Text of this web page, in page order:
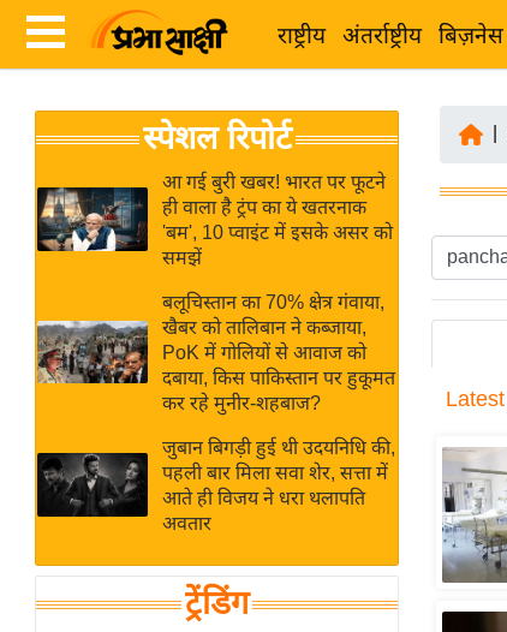
राष्ट्रीय अंतर्राष्ट्रीय बिज़नेस
News
Hindi
Live
News in
Hindi
News
ख
ब
र
अंतर्राष्ट्रीय
बिज़नेस
विशेषज्ञ
राय
खेल
क्रिकेट
स्पेशल रिपोर्ट
आ गई बुरी खबर! भारत पर फूटने
ही वाला है ट्रंप का ये खतरनाक
'बम', 10 प्वाइंट में इसके असर को
समझें
बलूचिस्तान का 70% क्षेत्र गंवाया,
खैबर को तालिबान ने कब्जाया,
PoK में गोलियों से आवाज को
दबाया, किस पाकिस्तान पर हुकूमत
कर रहे मुनीर-शहबाज?
जुबान बिगड़ी हुई थी उदयनिधि की,
पहली बार मिला सवा शेर, सत्ता में
आते ही विजय ने धरा थलापति
अवतार
ट्रेंडिंग
Latest